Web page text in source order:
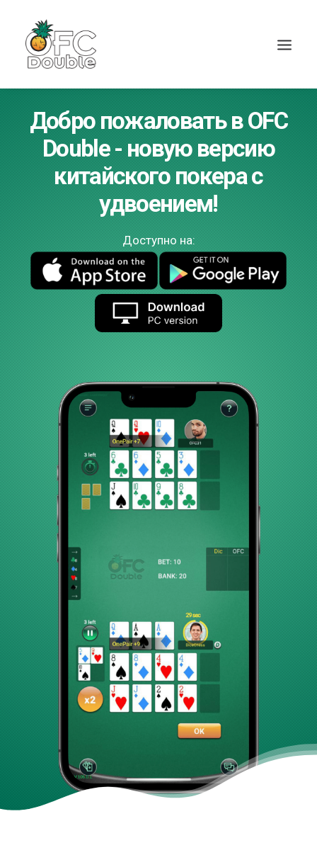
Добро пожаловать в OFC
Double - новую версию
китайского покера с
удвоением!
Доступно на: